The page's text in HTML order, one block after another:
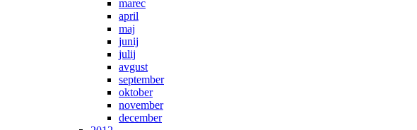
marec
april
maj
junij
julij
avgust
september
oktober
november
december